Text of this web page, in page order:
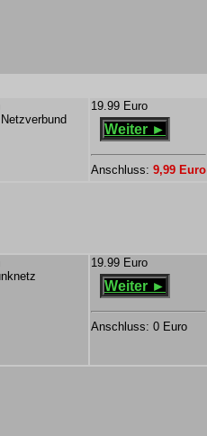
19.99 Euro
Weiter ►
Anschluss: 9,99 Euro
19.99 Euro
Weiter ►
Anschluss: 0 Euro